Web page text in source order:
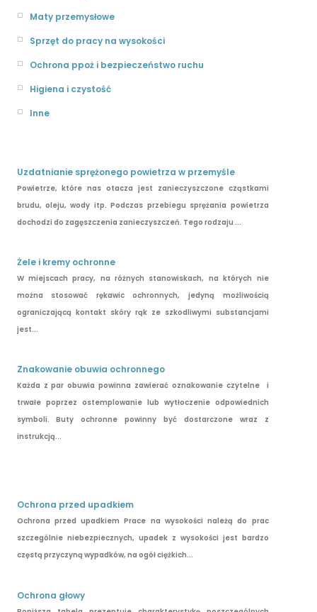
Maty przemysłowe
Sprzęt do pracy na wysokości
Ochrona ppoż i bezpieczeństwo ruchu
Higiena i czystość
Inne
Uzdatnianie sprężonego powietrza w przemyśle
Powietrze, które nas otacza jest zanieczyszczone cząstkami
brudu, oleju, wody itp. Podczas przebiegu sprężania powietrza
dochodzi do zagęszczenia zanieczyszczeń. Tego rodzaju ...
Żele i kremy ochronne
W miejscach pracy, na różnych stanowiskach, na których nie
można stosować rękawic ochronnych, jedyną możliwością
ograniczającą kontakt skóry rąk ze szkodliwymi substancjami
jest...
Znakowanie obuwia ochronnego
Każda z par obuwia powinna zawierać oznakowanie czytelne i
trwałe poprzez ostemplowanie lub wytłoczenie odpowiednich
symboli. Buty ochronne powinny być dostarczone wraz z
instrukcją...
Ochrona przed upadkiem
Ochrona przed upadkiem Prace na wysokości należą do prac
szczególnie niebezpiecznych, upadek z wysokości jest bardzo
częstą przyczyną wypadków, na ogół ciężkich...
Ochrona głowy